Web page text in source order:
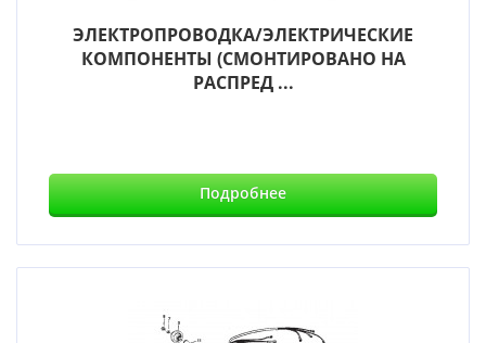
ЭЛЕКТРОПРОВОДКА/ЭЛЕКТРИЧЕСКИЕ
КОМПОНЕНТЫ (СМОНТИРОВАНО НА
РАСПРЕД ...
Подробнее